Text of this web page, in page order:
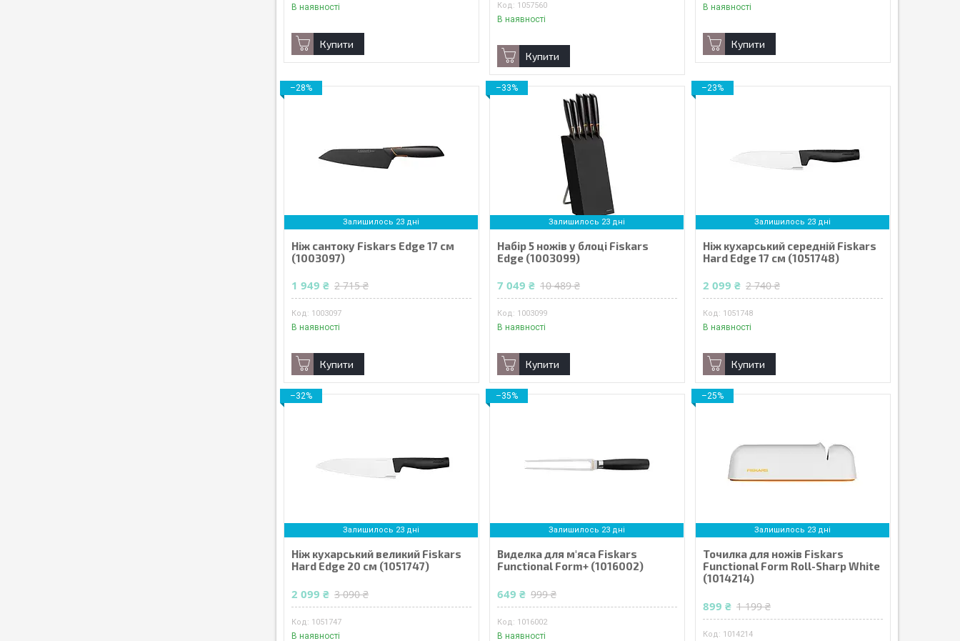
В наявності
Купити
1057560
В наявності
Купити
В наявності
Купити
–28%
Залишилось 23 дні
Ніж сантоку Fiskars Edge 17 см
(1003097)
1 949 ₴ 2 715 ₴
1003097
В наявності
Купити
–33%
Залишилось 23 дні
Набір 5 ножів у блоці Fiskars
Edge (1003099)
7 049 ₴ 10 489 ₴
1003099
В наявності
Купити
–23%
Залишилось 23 дні
Ніж кухарський середній Fiskars
Hard Edge 17 см (1051748)
2 099 ₴ 2 740 ₴
1051748
В наявності
Купити
–32%
Залишилось 23 дні
Ніж кухарський великий Fiskars
Hard Edge 20 см (1051747)
2 099 ₴ 3 090 ₴
1051747
В наявності
–35%
Залишилось 23 дні
Виделка для м'яса Fiskars
Functional Form+ (1016002)
649 ₴ 999 ₴
1016002
В наявності
–25%
Залишилось 23 дні
Точилка для ножів Fiskars
Functional Form Roll-Sharp White
(1014214)
899 ₴ 1 199 ₴
1014214